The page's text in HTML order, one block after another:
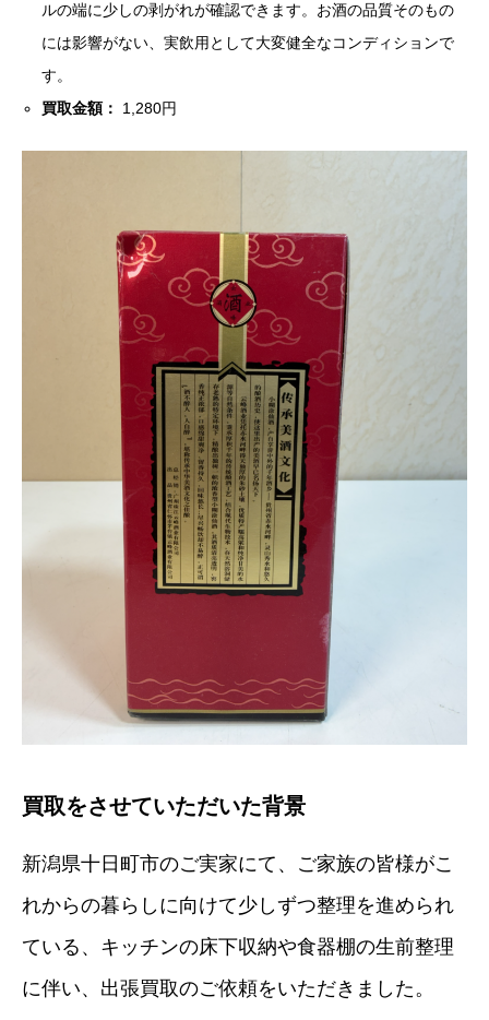
ルの端に少しの剥がれが確認できます。お酒の品質そのもの
には影響がない、実飲用として大変健全なコンディションで
す。
買取金額：
1,280円
買取をさせていただいた背景
新潟県十日町市のご実家にて、ご家族の皆様がこ
れからの暮らしに向けて少しずつ整理を進められ
ている、キッチンの床下収納や食器棚の生前整理
に伴い、出張買取のご依頼をいただきました。